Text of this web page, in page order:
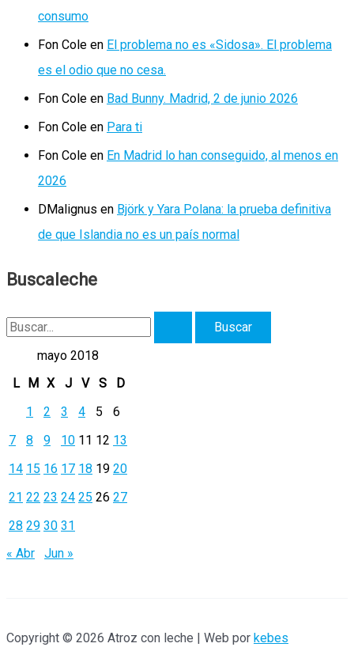
consumo
Fon Cole en El problema no es «Sidosa». El problema
es el odio que no cesa.
Fon Cole en Bad Bunny. Madrid, 2 de junio 2026
Fon Cole en Para ti
Fon Cole en En Madrid lo han conseguido, al menos en
2026
DMalignus en Björk y Yara Polana: la prueba definitiva
de que Islandia no es un país normal
Buscaleche
B
r
p
o
r
:
mayo 2018
L
M X J V S
D
1
2 3 4 5
6
7
8 9 10 11 12 13
14 15 16 17 18 19 20
21 22 23 24 25 26 27
28 29 30 31
« Abr
Jun »
Copyright © 2026 Atroz con leche | Web por kebes